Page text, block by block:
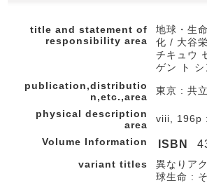
title and statement of
responsibility area
地球・生
化 / 大谷
チキュウ
ゲン ト シ
publication,distributio
n,etc.,area
東京 : 共
physical description
area
viii, 196p
Volume Information ISBN
variant titles
異なりア
球生命 :